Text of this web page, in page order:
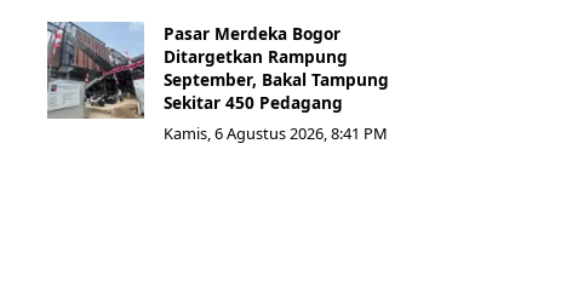
Pasar Merdeka Bogor
Ditargetkan Rampung
September, Bakal Tampung
Sekitar 450 Pedagang
Kamis, 6 Agustus 2026, 8:41 PM